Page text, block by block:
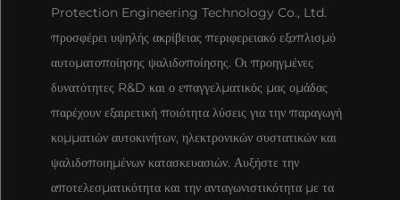
Protection Engineering Technology Co., Ltd.
προσφέρει υψηλής ακρίβειας περιφερειακό εξοπλισμό
αυτοματοποίησης ψαλιδοποίησης. Οι προηγμένες
δυνατότητες R&D και ο επαγγελματικός μας ομάδας
παρέχουν εξαιρετική ποιότητα λύσεις για την παραγωγή
κομματιών αυτοκινήτων, ηλεκτρονικών συστατικών και
ψαλιδοποιημένων κατασκευασιών. Αυξήστε την
αποτελεσματικότητα και την ανταγωνιστικότητα με τα